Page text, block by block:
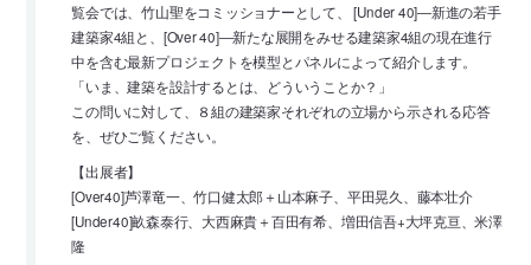
覧会では、竹山聖をコミッショナーとして、 [Under 40]―新進の若手
建築家4組と、[Over 40]―新たな展開をみせる建築家4組の現在進行
中を含む最新プロジェクトを模型とパネルによって紹介します。
「いま、建築を設計するとは、どういうことか？」
この問いに対して、８組の建築家それぞれの立場から示される応答
を、ぜひご覧ください。
【出展者】
[Over40]芦澤竜一、竹口健太郎＋山本麻子、平田晃久、藤本壮介
[Under40]畝森泰行、大西麻貴＋百田有希、増田信吾+大坪克亘、米澤
隆